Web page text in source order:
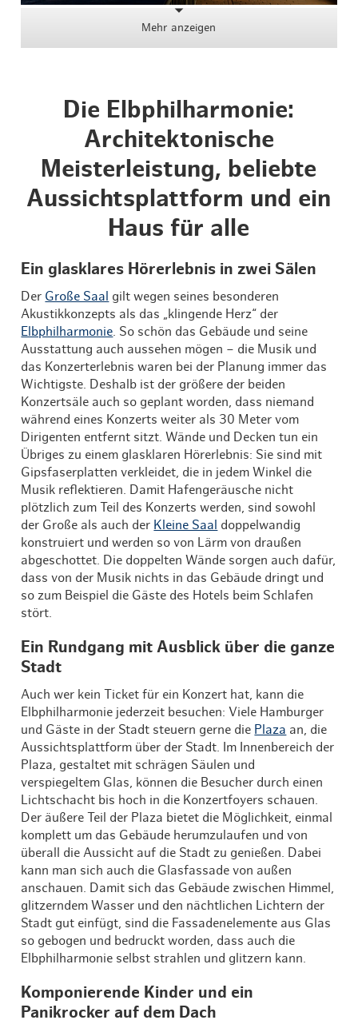
Mehr anzeigen
Die Elbphilharmonie:
Architektonische
Meisterleistung, beliebte
Aussichtsplattform und ein
Haus für alle
Ein glasklares Hörerlebnis in zwei Sälen
Der Große Saal
gilt wegen seines besonderen
Akustikkonzepts als das „klingende Herz“ der
Elbphilharmonie . So schön das Gebäude und seine
Ausstattung auch aussehen mögen – die Musik und
das Konzerterlebnis waren bei der Planung immer das
Wichtigste. Deshalb ist der größere der beiden
Konzertsäle auch so geplant worden, dass niemand
während eines Konzerts weiter als 30 Meter vom
Dirigenten entfernt sitzt. Wände und Decken tun ein
Übriges zu einem glasklaren Hörerlebnis: Sie sind mit
Gipsfaserplatten verkleidet, die in jedem Winkel die
Musik reflektieren. Damit Hafengeräusche nicht
plötzlich zum Teil des Konzerts werden, sind sowohl
der Große als auch der Kleine Saal
doppelwandig
konstruiert und werden so von Lärm von draußen
abgeschottet. Die doppelten Wände sorgen auch dafür,
dass von der Musik nichts in das Gebäude dringt und
so zum Beispiel die Gäste des Hotels beim Schlafen
stört.
Ein Rundgang mit Ausblick über die ganze
Stadt
Auch wer kein Ticket für ein Konzert hat, kann die
Elbphilharmonie jederzeit besuchen: Viele Hamburger
und Gäste in der Stadt steuern gerne die Plaza an, die
Aussichtsplattform über der Stadt. Im Innenbereich der
Plaza, gestaltet mit schrägen Säulen und
verspiegeltem Glas, können die Besucher durch einen
Lichtschacht bis hoch in die Konzertfoyers schauen.
Der äußere Teil der Plaza bietet die Möglichkeit, einmal
komplett um das Gebäude herumzulaufen und von
überall die Aussicht auf die Stadt zu genießen. Dabei
kann man sich auch die Glasfassade von außen
anschauen. Damit sich das Gebäude zwischen Himmel,
glitzerndem Wasser und den nächtlichen Lichtern der
Stadt gut einfügt, sind die Fassadenelemente aus Glas
so gebogen und bedruckt worden, dass auch die
Elbphilharmonie selbst strahlen und glitzern kann.
Komponierende Kinder und ein
Panikrocker auf dem Dach